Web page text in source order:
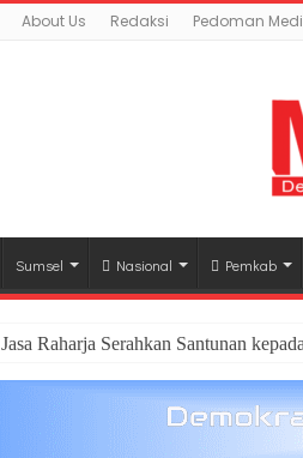
About Us Redaksi Pedoman
Sumsel Nasional Pemkab
Jasa Raharja Serahkan Santunan